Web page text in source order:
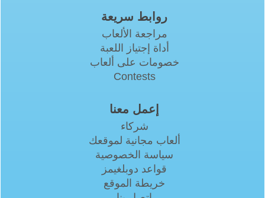
روابط سريعة
مراجعة الألعاب
أداة إجتياز اللعبة
خصومات على ألعاب
Contests
إعمل معنا
شركاء
ألعاب مجانية لموقعك
سياسة الخصوصية
قواعد دوبلغيمز
خريطة الموقع